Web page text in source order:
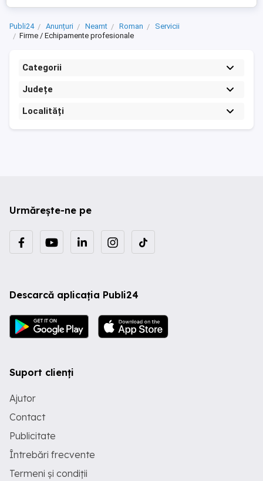
Publi24 Anunțuri Neamt Roman
Servicii
Firme / Echipamente profesionale
Categorii
Județe
Localități
Urmărește-ne pe
Descarcă aplicația Publi24
Suport clienți
Ajutor
Contact
Publicitate
Întrebări frecvente
Termeni și condiții